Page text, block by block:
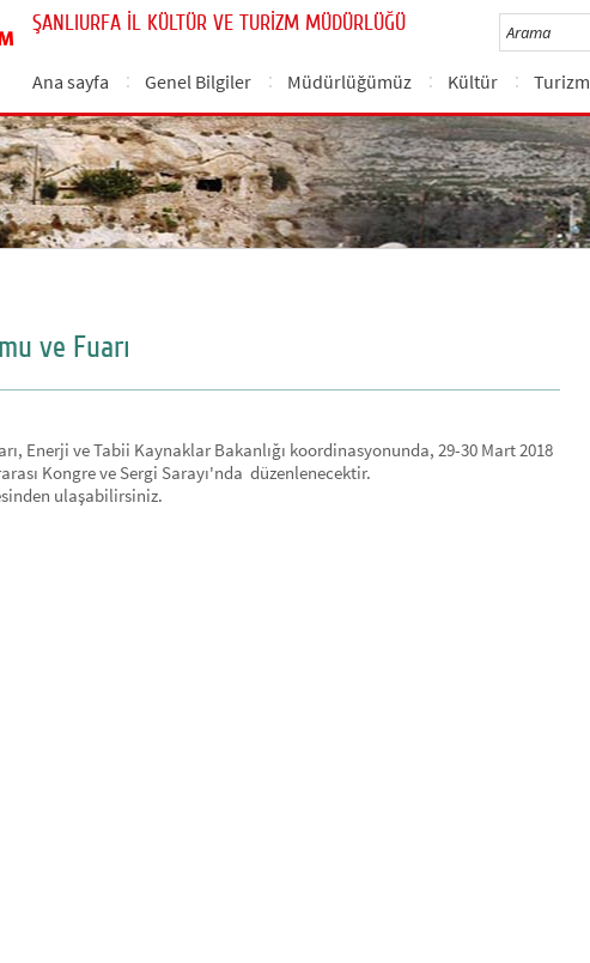
ŞANLIURFA İL KÜLTÜR VE TURİZM MÜDÜRLÜĞÜ
Ana sayfa Genel Bilgiler Müdürlüğümüz Kültür Turizm
ve Fuarı
Enerji ve Tabii Kaynaklar Bakanlığı koordinasyonunda, 29-30 Mart 2018
Kongre ve Sergi Sarayı'nda düzenlenecektir.
ulaşabilirsiniz.